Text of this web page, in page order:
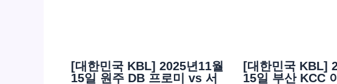
[대한민국 KBL] 2025년11월
15일 원주 DB 프로미 vs 서
[대한민국 KBL]
15일 부산 KCC